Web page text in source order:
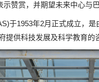
赞赏，并期望未来中心与
于1953年2月正式成立，
供科技发展及科学教育的